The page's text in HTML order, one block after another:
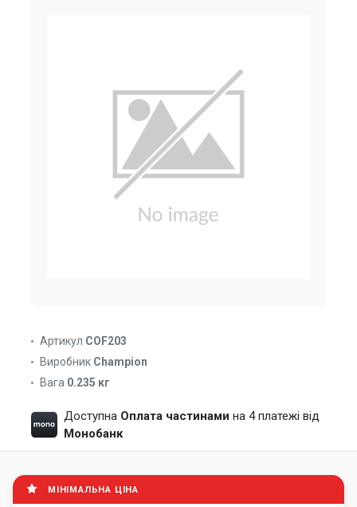
Артикул COF203
Виробник Champion
Вага 0.235 кг
Доступна Оплата частинами на 4 платежі від
Монобанк
МІНІМАЛЬНА ЦІНА